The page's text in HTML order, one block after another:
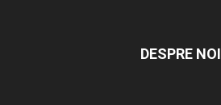
DESPRE NOI